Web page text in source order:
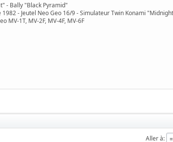
- Bally "Black Pyramid"
- Jeutel Neo Geo 16/9 - Simulateur Twin Konami
MV-1T, MV-2F, MV-4F, MV-6F
Aller à